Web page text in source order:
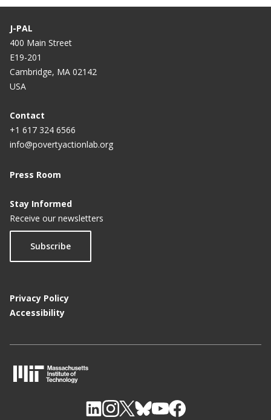
J-PAL
400 Main Street
E19-201
Cambridge, MA 02142
USA
Contact
+1 617 324 6566
info@povertyactionlab.org
Press Room
Stay Informed
Receive our newsletters
Subscribe
Privacy Policy
Accessibility
I